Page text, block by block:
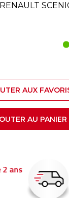
RENAULT
AUX
AU PANIER
ans